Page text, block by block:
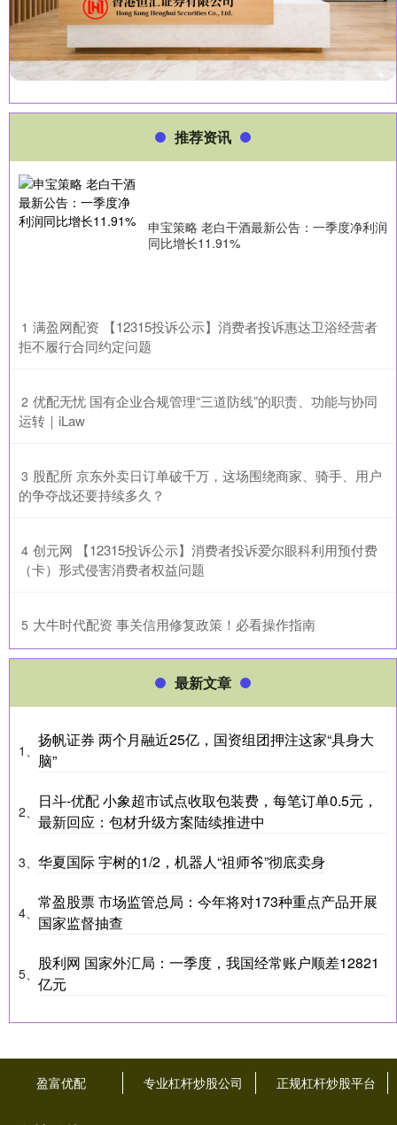
推荐资讯
申宝策略 老白干酒最新公告：一季度净利润
同比增长11.91%
1 ​满盈网配资 【12315投诉公示】消费者投诉惠达卫浴经营者
拒不履行合同约定问题
2 ​优配无忧 国有企业合规管理“三道防线”的职责、功能与协同
运转｜iLaw
3 ​股配所 京东外卖日订单破千万，这场围绕商家、骑手、用户
的争夺战还要持续多久？
4 ​创元网 【12315投诉公示】消费者投诉爱尔眼科利用预付费
（卡）形式侵害消费者权益问题
5 ​大牛时代配资 事关信用修复政策！必看操作指南
最新文章
1、
扬帆证券 两个月融近25亿，国资组团押注这家“具身大
脑”
2、
日斗-优配 小象超市试点收取包装费，每笔订单0.5元，
最新回应：包材升级方案陆续推进中
3、 华夏国际 宇树的1/2，机器人“祖师爷”彻底卖身
4、
常盈股票 市场监管总局：今年将对173种重点产品开展
国家监督抽查
5、
股利网 国家外汇局：一季度，我国经常账户顺差12821
亿元
盈富优配 专业杠杆炒股公司 正规杠杆炒股平台